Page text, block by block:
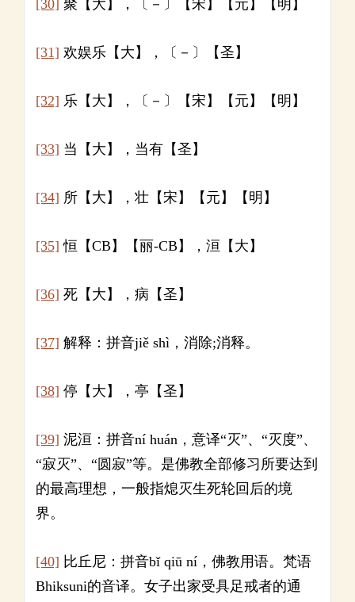
[30] 聚【大】，〔－〕【宋】【元】【明】
[31] 欢娱乐【大】，〔－〕【圣】
[32] 乐【大】，〔－〕【宋】【元】【明】
[33] 当【大】，当有【圣】
[34] 所【大】，壮【宋】【元】【明】
[35] 恒【CB】【丽-CB】，洹【大】
[36] 死【大】，病【圣】
[37] 解释：拼音jiě shì，消除;消释。
[38] 停【大】，亭【圣】
[39] 泥洹：拼音ní huán，意译“灭”、“灭度”、
“寂灭”、“圆寂”等。是佛教全部修习所要达到
的最高理想，一般指熄灭生死轮回后的境
界。
[40] 比丘尼：拼音bǐ qiū ní，佛教用语。梵语
Bhiksuni的音译。女子出家受具足戒者的通